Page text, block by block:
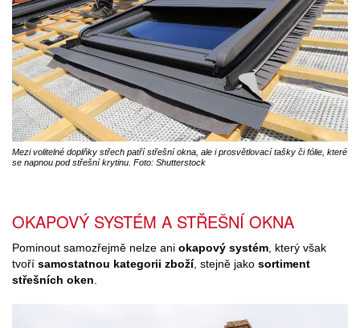
Mezi volitelné doplňky střech patří střešní okna, ale i prosvětlovací tašky či fólie, které
se napnou pod střešní krytinu. Foto: Shutterstock
OKAPOVÝ SYSTÉM A STŘEŠNÍ OKNA
Pominout samozřejmě nelze ani okapový systém , který však
tvoří samostatnou kategorii zboží, stejně jako sortiment
střešních oken